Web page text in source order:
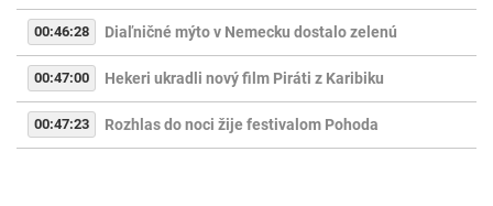
00:46:28 Diaľničné mýto v Nemecku dostalo zelenú
00:47:00 Hekeri ukradli nový film Piráti z Karibiku
00:47:23 Rozhlas do noci žije festivalom Pohoda